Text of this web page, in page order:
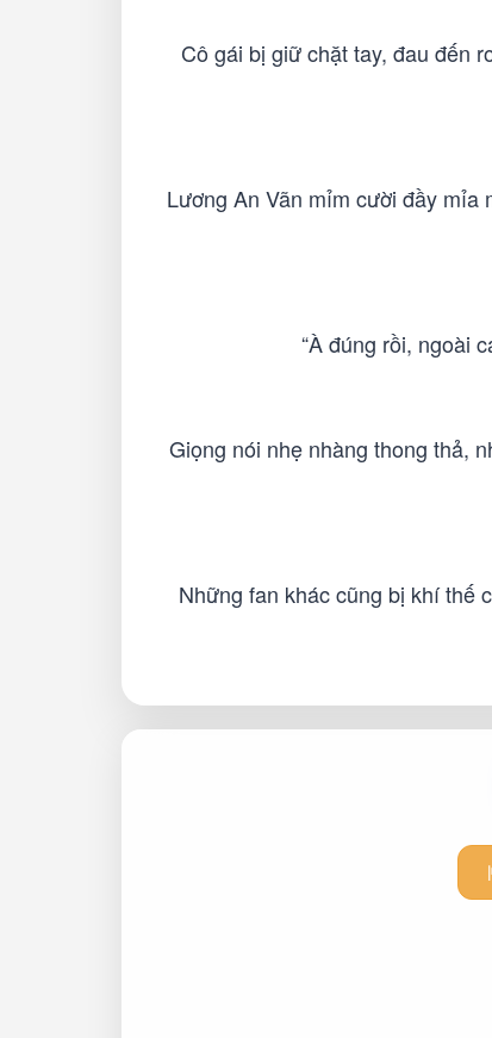
Cô gái bị giữ chặt tay, đau đến
Lương An Vãn mỉm cười đầy mỉa
“À đúng rồi, ngoài
Giọng nói nhẹ nhàng thong thả,
Những fan khác cũng bị khí thế